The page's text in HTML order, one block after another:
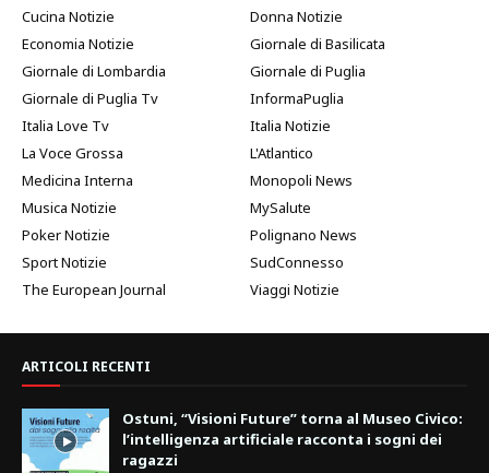
Cucina Notizie
Donna Notizie
Economia Notizie
Giornale di Basilicata
Giornale di Lombardia
Giornale di Puglia
Giornale di Puglia Tv
InformaPuglia
Italia Love Tv
Italia Notizie
La Voce Grossa
L'Atlantico
Medicina Interna
Monopoli News
Musica Notizie
MySalute
Poker Notizie
Polignano News
Sport Notizie
SudConnesso
The European Journal
Viaggi Notizie
ARTICOLI RECENTI
Ostuni, “Visioni Future” torna al Museo Civico:
l’intelligenza artificiale racconta i sogni dei
ragazzi